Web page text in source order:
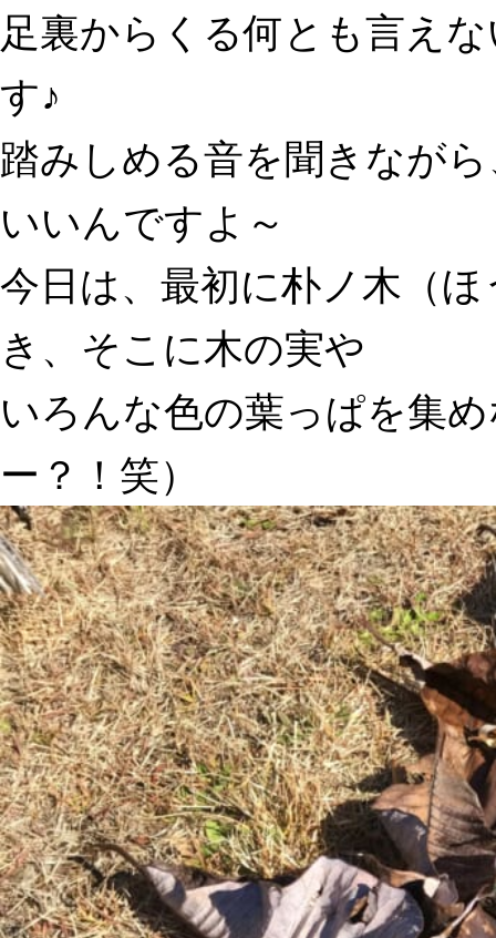
足裏からくる何とも言え
す♪
踏みしめる音を聞きなが
いいんですよ～
今日は、最初に朴ノ木（
き、そこに木の実や
いろんな色の葉っぱを集
ー？！笑）